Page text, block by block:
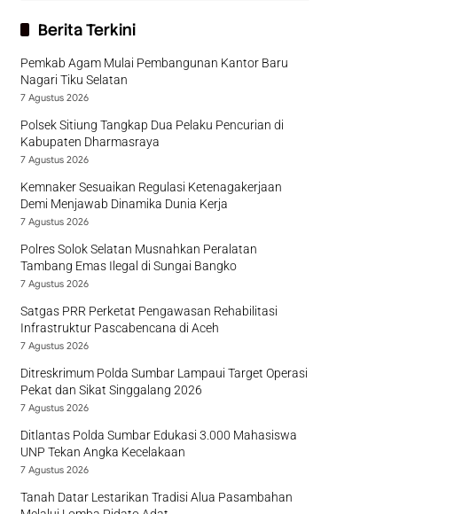
Berita Terkini
Pemkab Agam Mulai Pembangunan Kantor Baru
Nagari Tiku Selatan
7 Agustus 2026
Polsek Sitiung Tangkap Dua Pelaku Pencurian di
Kabupaten Dharmasraya
7 Agustus 2026
Kemnaker Sesuaikan Regulasi Ketenagakerjaan
Demi Menjawab Dinamika Dunia Kerja
7 Agustus 2026
Polres Solok Selatan Musnahkan Peralatan
Tambang Emas Ilegal di Sungai Bangko
7 Agustus 2026
Satgas PRR Perketat Pengawasan Rehabilitasi
Infrastruktur Pascabencana di Aceh
7 Agustus 2026
Ditreskrimum Polda Sumbar Lampaui Target Operasi
Pekat dan Sikat Singgalang 2026
7 Agustus 2026
Ditlantas Polda Sumbar Edukasi 3.000 Mahasiswa
UNP Tekan Angka Kecelakaan
7 Agustus 2026
Tanah Datar Lestarikan Tradisi Alua Pasambahan